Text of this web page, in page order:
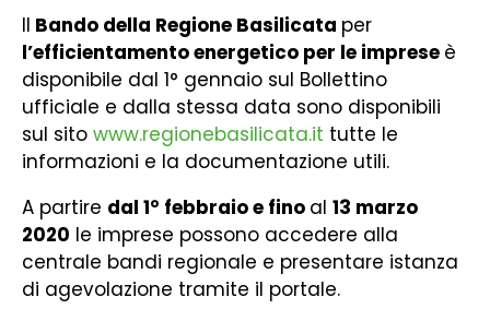
Il Bando della Regione Basilicata per
l’efficientamento energetico per le imprese è
disponibile dal 1° gennaio sul Bollettino
ufficiale e dalla stessa data sono disponibili
sul sito www.regionebasilicata.it tutte le
informazioni e la documentazione utili.
A partire dal 1° febbraio e fino al 13 marzo
2020 le imprese possono accedere alla
centrale bandi regionale e presentare istanza
di agevolazione tramite il portale.